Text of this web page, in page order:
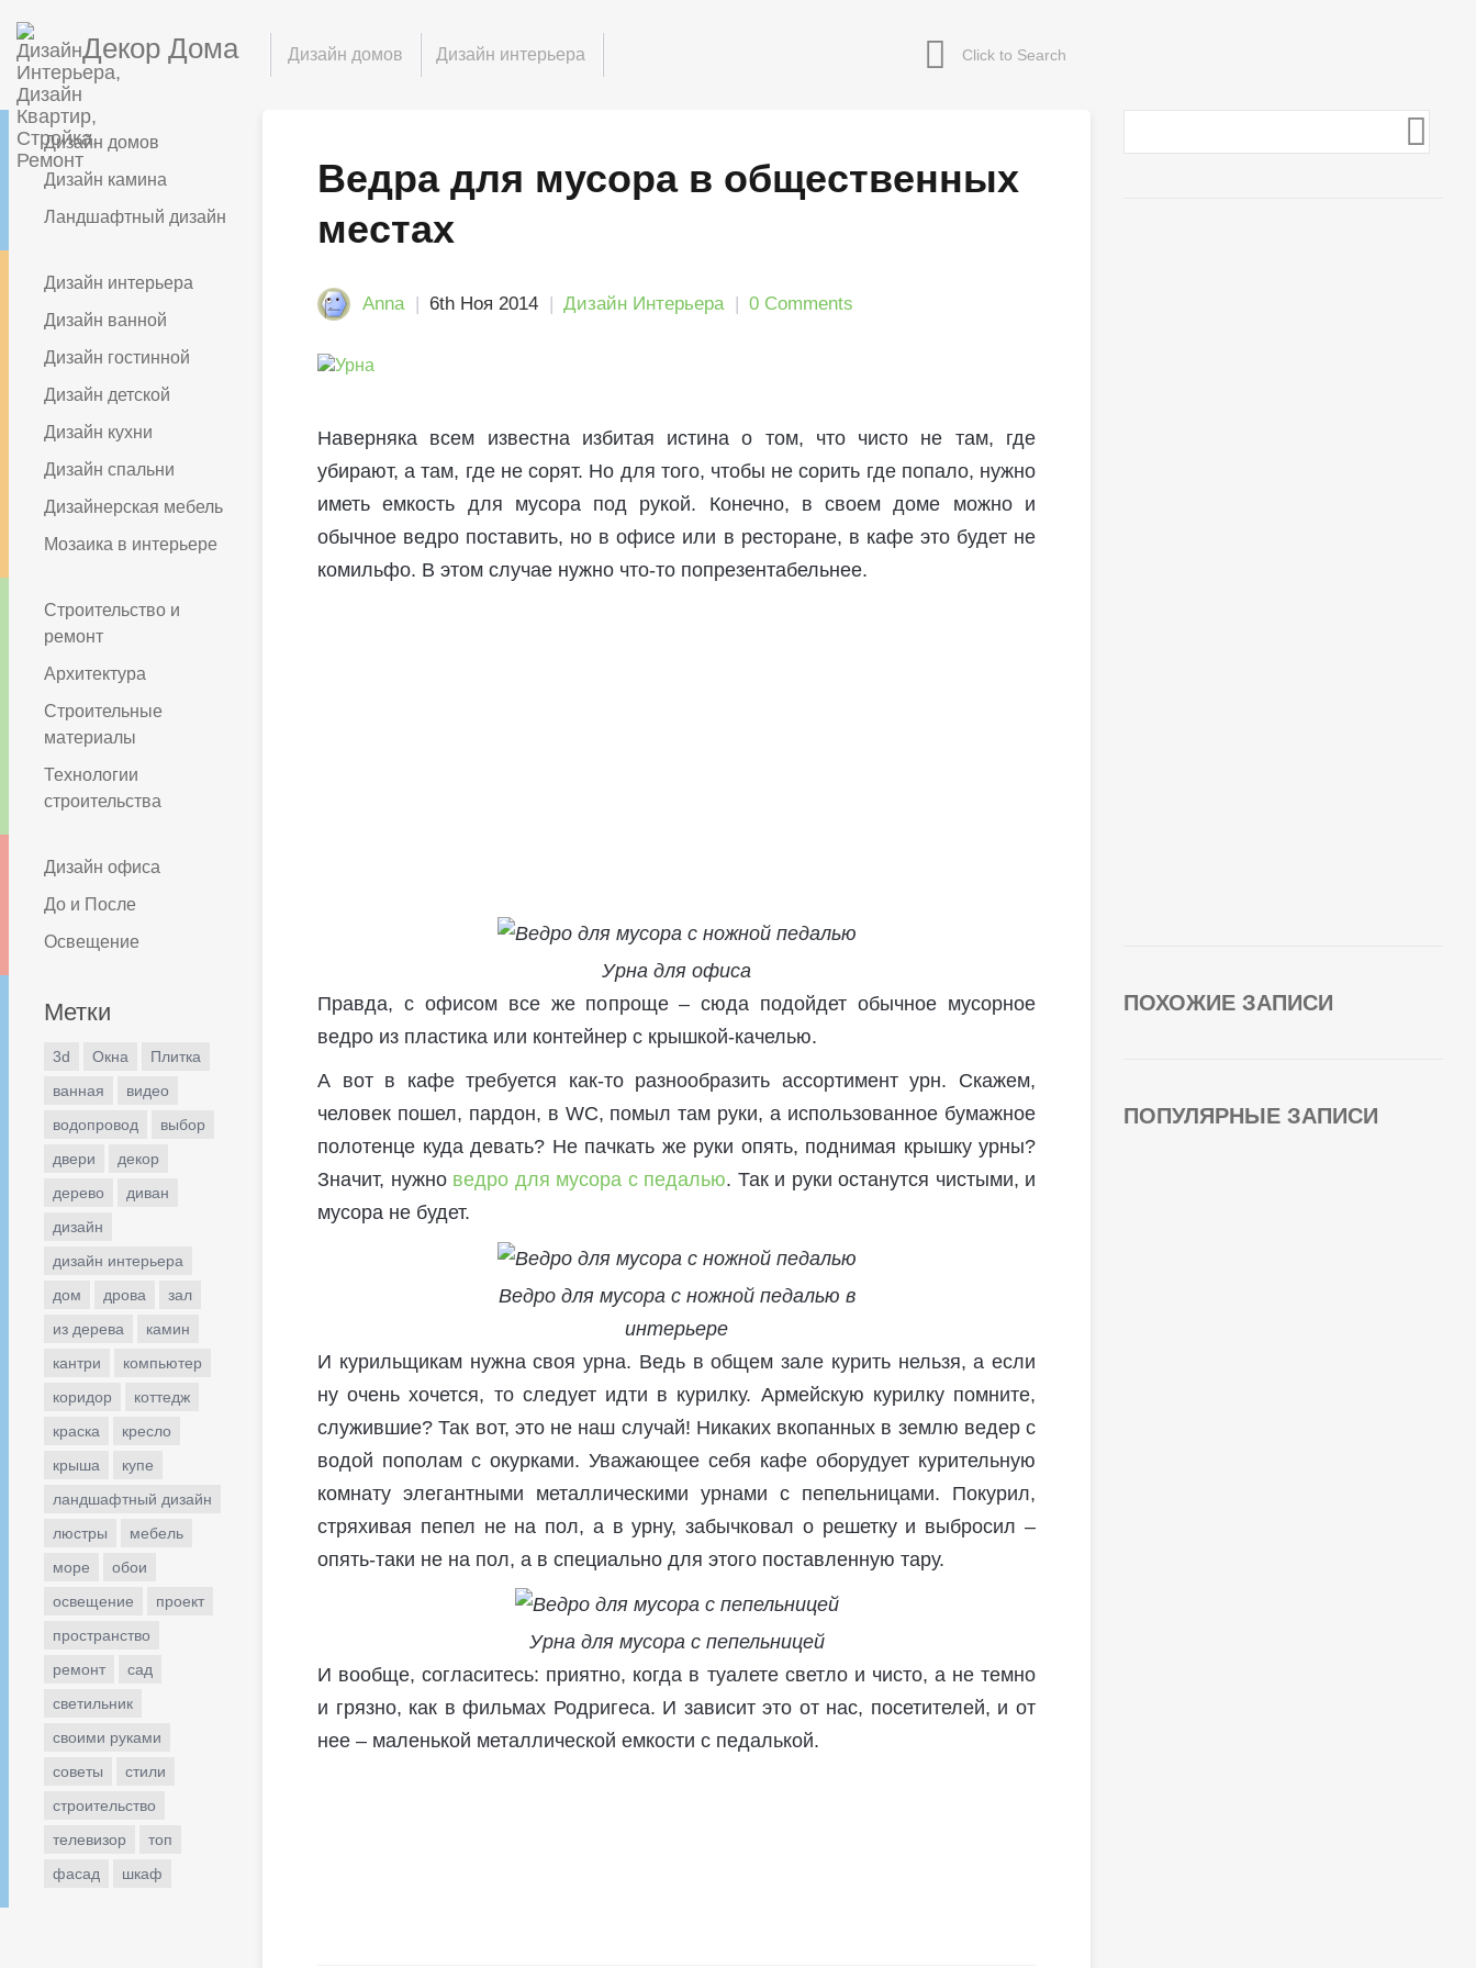
Декор Дома Дизайн домов Дизайн интерьера
Дизайн домов
Дизайн камина
Ландшафтный дизайн
Дизайн интерьера
Дизайн ванной
Дизайн гостинной
Дизайн детской
Дизайн кухни
Дизайн спальни
Дизайнерская мебель
Мозаика в интерьере
Строительство и
ремонт
Архитектура
Строительные
материалы
Технологии
строительства
Дизайн офиса
До и После
Освещение
Метки
3d Окна
Плитка
ванная
видео
водопровод
выбор
двери
декор
дерево
диван
дизайн
дизайн интерьера
дом
дрова
зал
из дерева
камин
кантри
компьютер
коридор
коттедж
краска
кресло
крыша
купе
ландшафтный дизайн
люстры
мебель
море
обои
освещение
проект
пространство
ремонт
сад
светильник
своими руками
советы
стили
строительство
телевизор
топ
фасад
шкаф
Ведра для мусора в общественных
местах
Anna 6th Ноя 2014 Дизайн Интерьера 0 Comments
Наверняка всем известна избитая истина о том, что чисто не там, где
убирают, а там, где не сорят. Но для того, чтобы не сорить где попало, нужно
иметь емкость для мусора под рукой. Конечно, в своем доме можно и
обычное ведро поставить, но в офисе или в ресторане, в кафе это будет не
комильфо. В этом случае нужно что-то попрезентабельнее.
Урна для офиса
Правда, с офисом все же попроще – сюда подойдет обычное мусорное
ведро из пластика или контейнер с крышкой-качелью.
А вот в кафе требуется как-то разнообразить ассортимент урн. Скажем,
человек пошел, пардон, в WC, помыл там руки, а использованное бумажное
полотенце куда девать? Не пачкать же руки опять, поднимая крышку урны?
Значит, нужно ведро для мусора с педалью. Так и руки останутся чистыми, и
мусора не будет.
Ведро для мусора с ножной педалью в
интерьере
И курильщикам нужна своя урна. Ведь в общем зале курить нельзя, а если
ну очень хочется, то следует идти в курилку. Армейскую курилку помните,
служившие? Так вот, это не наш случай! Никаких вкопанных в землю ведер с
водой пополам с окурками. Уважающее себя кафе оборудует курительную
комнату элегантными металлическими урнами с пепельницами. Покурил,
стряхивая пепел не на пол, а в урну, забычковал о решетку и выбросил –
опять-таки не на пол, а в специально для этого поставленную тару.
Урна для мусора с пепельницей
И вообще, согласитесь: приятно, когда в туалете светло и чисто, а не темно
и грязно, как в фильмах Родригеса. И зависит это от нас, посетителей, и от
нее – маленькой металлической емкости с педалькой.
ПОХОЖИЕ ЗАПИСИ
ПОПУЛЯРНЫЕ ЗАПИСИ